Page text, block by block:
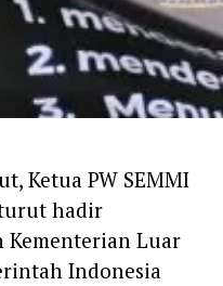
Ketua PW SEMMI
turut hadir
Kementerian Luar
Indonesia